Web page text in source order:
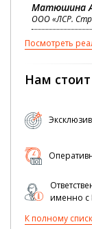
Матюшина
ООО «ЛСР.
Посмотреть
Нам
именно с
К полному